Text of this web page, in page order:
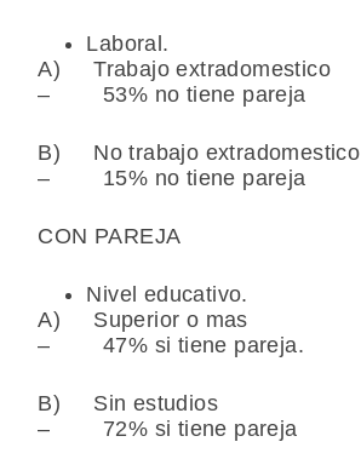
Laboral.
A) Trabajo extradomestico
– 53% no tiene pareja
B) No trabajo extradomestico
– 15% no tiene pareja
CON PAREJA
Nivel educativo.
A) Superior o mas
– 47% si tiene pareja.
B) Sin estudios
– 72% si tiene pareja